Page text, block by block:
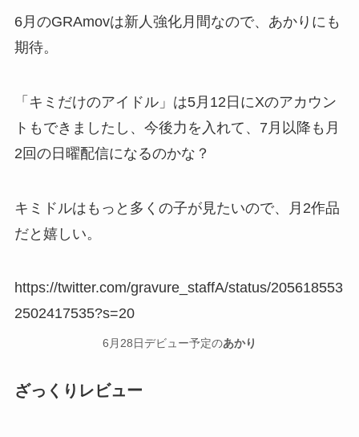
6月のGRAmovは新人強化月間なので、あかりにも
期待。
「キミだけのアイドル」は5月12日にXのアカウン
トもできましたし、今後力を入れて、7月以降も月
2回の日曜配信になるのかな？
キミドルはもっと多くの子が見たいので、月2作品
だと嬉しい。
https://twitter.com/gravure_staffA/status/205618553
2502417535?s=20
6月28日デビュー予定のあかり
ざっくりレビュー